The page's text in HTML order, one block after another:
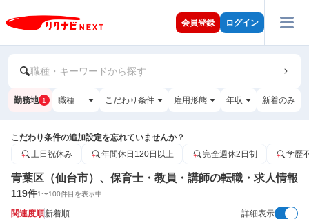
会員登録 ログイン
職種・キーワードから探す
勤務地 1 職種 こだわり条件 雇用形態 年収 新着のみ
こだわり条件の追加設定を忘れていませんか？
土日祝休み
年間休日120日以上 完全週休2日制 学歴
青葉区（仙台市）、保育士・教員・講師の転職・求人情報
119件1〜100件目を表示中
関連度順新着順 詳細表示